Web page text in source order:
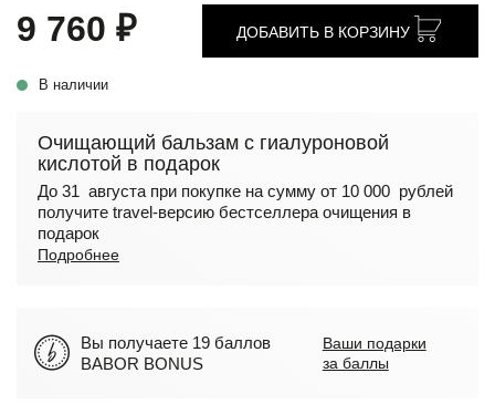
9 760 ₽
В наличии
ДОБАВИТЬ В КОРЗИНУ
Очищающий бальзам с гиалуроновой
кислотой в подарок
До 31 августа при покупке на сумму от 10 000 рублей
получите travel-версию бестселлера очищения в
подарок
Подробнее
Вы получаете 19 баллов
BABOR BONUS
Ваши подарки
за баллы